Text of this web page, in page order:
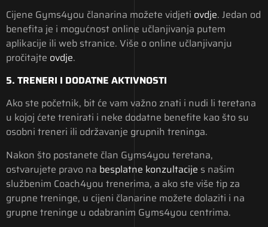
Cijene Gyms4you članarina možete vidjeti ovdje. Jedan od
benefita je i mogućnost online učlanjivanja putem
aplikacije ili web stranice. Više o online učlanjivanju
pročitajte ovdje.
5. TRENERI I DODATNE AKTIVNOSTI
Ako ste početnik, bit će vam važno znati i nudi li teretana
u kojoj ćete trenirati i neke dodatne benefite kao što su
osobni treneri ili održavanje grupnih treninga.
Nakon što postanete član Gyms4you teretana,
ostvarujete pravo na besplatne konzultacije s našim
službenim Coach4you trenerima, a ako ste više tip za
grupne treninge, u cijeni članarine možete dolaziti i na
grupne treninge u odabranim Gyms4you centrima.